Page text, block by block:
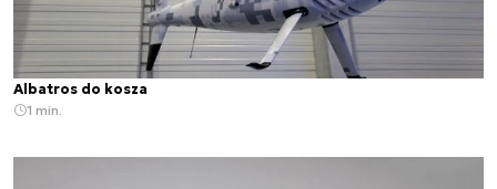
Albatros do kosza
1 min.